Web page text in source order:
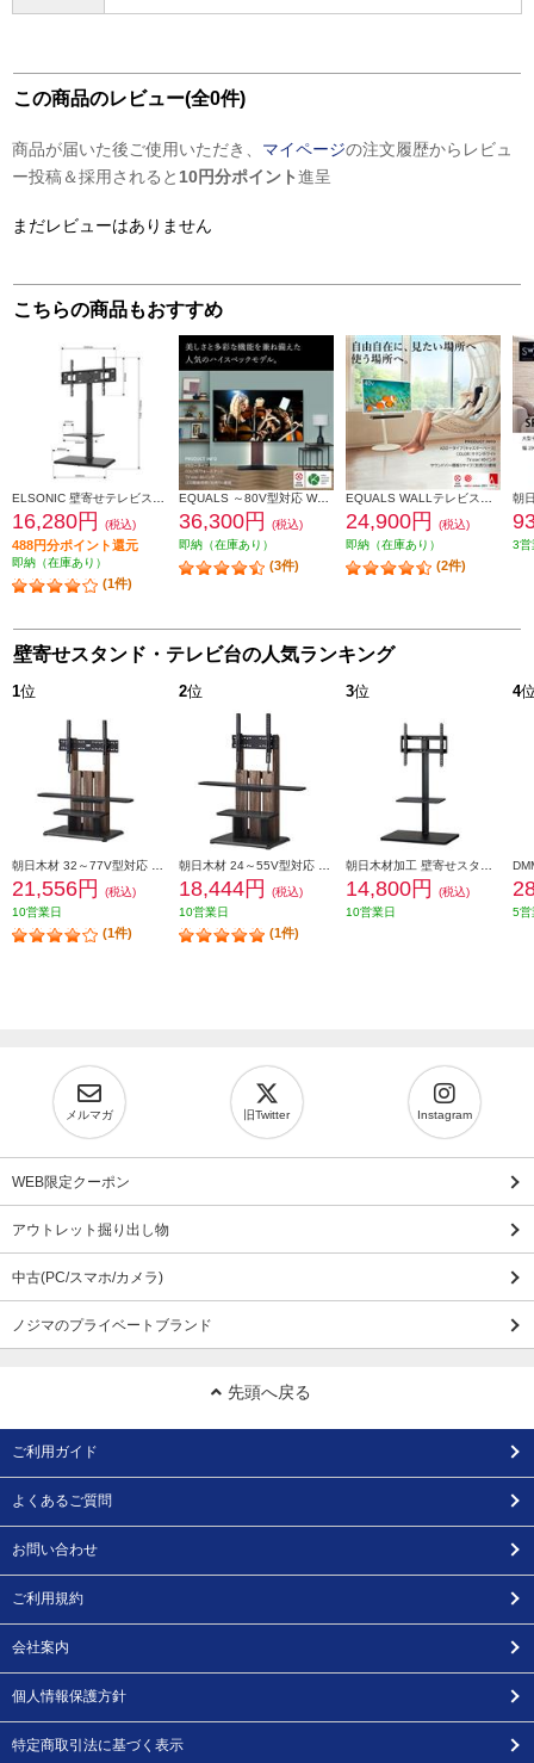
この商品のレビュー(全0件)
商品が届いた後ご使用いただき、 マイページの注文履歴からレビュ
ー投稿＆採用されると 10円分ポイント進呈
まだレビューはありません
こちらの商品もおすすめ
16,280円 (税込)
488円分ポイント還元
即納（在庫あり）
(1件)
EQUALS ～80V型対応 WALL TVStand V3ロータイプ ウォールナット EQUALS WLTVB5238
36,300円
(税込)
即納（在庫あり）
(3件)
24,900円
(税込)
即納（在庫あり）
(2件)
3営
壁寄せスタンド・テレビ台の人気ランキング
1位
21,556円
(税込)
10営業日
(1件)
2位
18,444円
(税込)
10営業日
(1件)
3位
14,800円
(税込)
10営業日
4
5営
メルマガ 旧Twitter Instagram
WEB限定クーポン
アウトレット掘り出し物
中古(PC/スマホ/カメラ)
ノジマのプライベートブランド
先頭へ戻る
ご利用ガイド
よくあるご質問
お問い合わせ
ご利用規約
会社案内
個人情報保護方針
特定商取引法に基づく表示